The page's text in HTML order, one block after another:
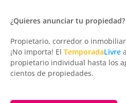
¿Quieres anunciar tu propiedad?
Propietario, corredor o
¡No importa! El TemporadaLivre
propietario individual hasta los
cientos de propiedades.